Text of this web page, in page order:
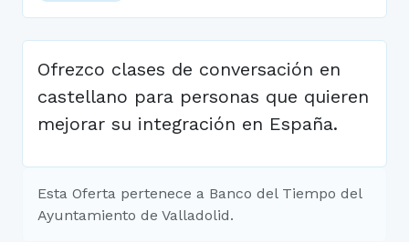
Ofrezco clases de conversación en
castellano para personas que quieren
mejorar su integración en España.
Esta Oferta pertenece a Banco del Tiempo del
Ayuntamiento de Valladolid.